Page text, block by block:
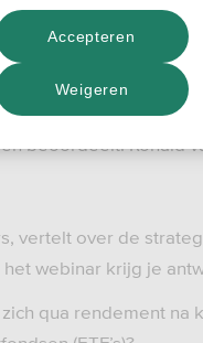
senior onderzoeker
Morningstar is een
beoordeelt. Ronald
vertelt over de
webinar krijg je
qua rendement na
Weigeren
Accepteren